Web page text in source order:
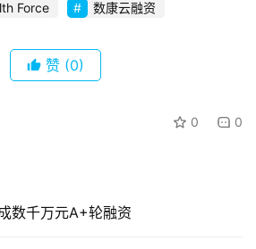
Force 数康云融资
赞 (0)
0 0
数千万元A+轮融资